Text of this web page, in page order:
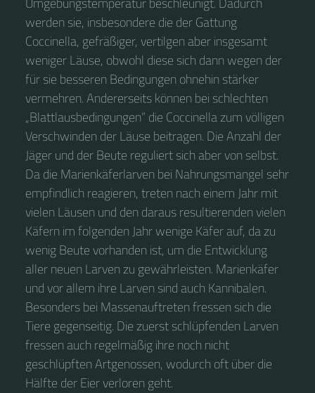
werden sie, insbesondere die der Gattung
Coccinella, gefräßiger, vertilgen aber insgesamt
weniger Läuse, obwohl diese sich dann wegen der
für sie besseren Bedingungen ohnehin stärker
vermehren. Andererseits können bei schlechten
„Blattlausbedingungen“ die Coccinella zum völligen
Verschwinden der Läuse beitragen. Die Anzahl der
Jäger und der Beute reguliert sich aber von selbst.
Da die Marienkäferlarven bei Nahrungsmangel sehr
empfindlich reagieren, treten nach einem Jahr mit
vielen Läusen und den daraus resultierenden vielen
Käfern im folgenden Jahr wenige Käfer auf, da zu
wenig Beute vorhanden ist, um die Entwicklung
aller neuen Larven zu gewährleisten. Marienkäfer
und vor allem ihre Larven sind auch Kannibalen.
Besonders bei Massenauftreten fressen sich die
Tiere gegenseitig. Die zuerst schlüpfenden Larven
fressen auch regelmäßig ihre noch nicht
geschlüpften Artgenossen, wodurch oft über die
Hälfte der Eier verloren geht.